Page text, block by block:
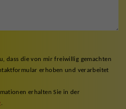
dass die von mir freiwillig gemachten
erhoben und verarbeitet
erhalten Sie in der
.